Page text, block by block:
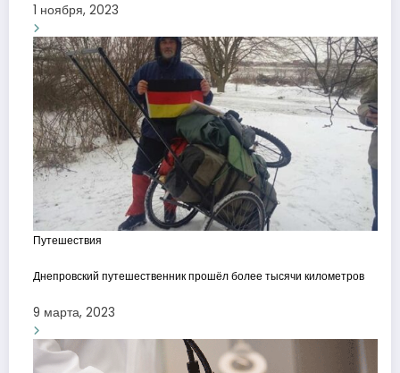
1 ноября, 2023
Путешествия
Днепровский путешественник прошёл более тысячи километров
9 марта, 2023